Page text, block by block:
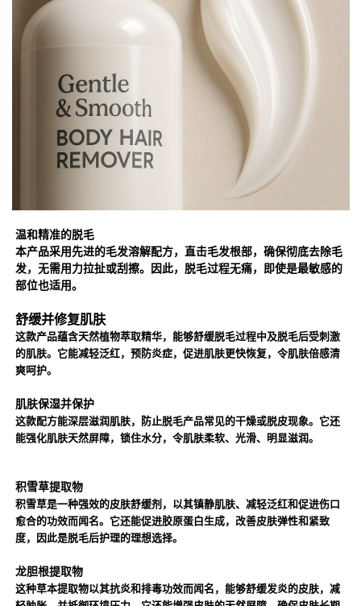
温和精准的脱毛
本产品采用先进的毛发溶解配方，直击毛发根部，确保彻底去除毛
发，无需用力拉扯或刮擦。因此，脱毛过程无痛，即使是最敏感的
部位也适用。
舒缓并修复肌肤
这款产品蕴含天然植物萃取精华，能够舒缓脱毛过程中及脱毛后受刺激
的肌肤。它能减轻泛红，预防炎症，促进肌肤更快恢复，令肌肤倍感清
爽呵护。
肌肤保湿并保护
这款配方能深层滋润肌肤，防止脱毛产品常见的干燥或脱皮现象。它还
能强化肌肤天然屏障，锁住水分，令肌肤柔软、光滑、明显滋润。
积雪草提取物
积雪草是一种强效的皮肤舒缓剂，以其镇静肌肤、减轻泛红和促进伤口
愈合的功效而闻名。它还能促进胶原蛋白生成，改善皮肤弹性和紧致
度，因此是脱毛后护理的理想选择。
龙胆根提取物
这种草本提取物以其抗炎和排毒功效而闻名，能够舒缓发炎的皮肤，减